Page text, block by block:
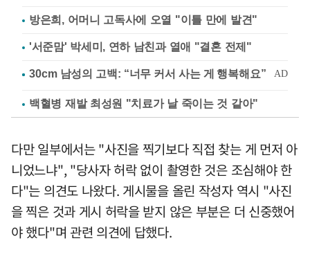
방은희, 어머니 고독사에 오열 "이틀 만에 발견"
'서준맘' 박세미, 연하 남친과 열애 "결혼 전제"
백혈병 재발 최성원 "치료가 날 죽이는 것 같아"
다만 일부에서는 "사진을 찍기보다 직접 찾는 게 먼저 아
니었느냐", "당사자 허락 없이 촬영한 것은 조심해야 한
다"는 의견도 나왔다. 게시물을 올린 작성자 역시 "사진
을 찍은 것과 게시 허락을 받지 않은 부분은 더 신중했어
야 했다"며 관련 의견에 답했다.